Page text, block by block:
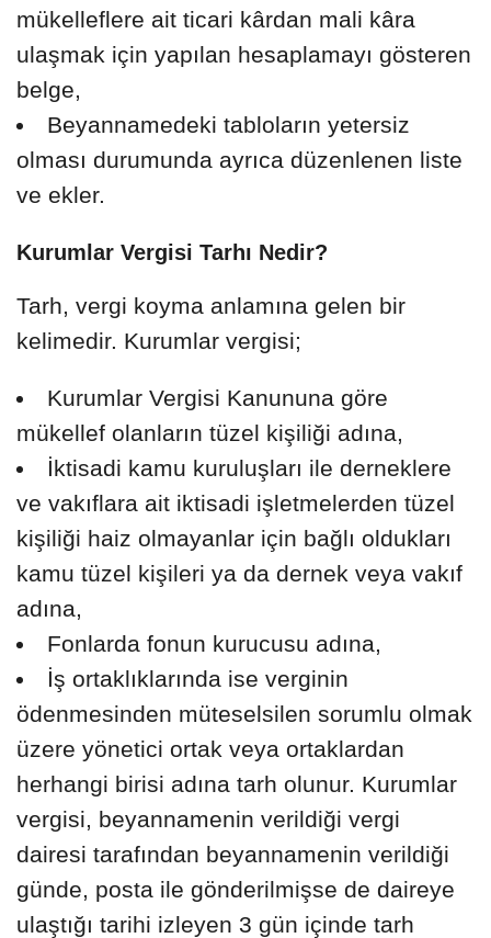
mükelleflere ait ticari kârdan mali kâra
ulaşmak için yapılan hesaplamayı gösteren
belge,
Beyannamedeki tabloların yetersiz
olması durumunda ayrıca düzenlenen liste
ve ekler.
Kurumlar Vergisi Tarhı Nedir?
Tarh, vergi koyma anlamına gelen bir
kelimedir. Kurumlar vergisi;
Kurumlar Vergisi Kanununa göre
mükellef olanların tüzel kişiliği adına,
İktisadi kamu kuruluşları ile derneklere
ve vakıflara ait iktisadi işletmelerden tüzel
kişiliği haiz olmayanlar için bağlı oldukları
kamu tüzel kişileri ya da dernek veya vakıf
adına,
Fonlarda fonun kurucusu adına,
İş ortaklıklarında ise verginin
ödenmesinden müteselsilen sorumlu olmak
üzere yönetici ortak veya ortaklardan
herhangi birisi adına tarh olunur. Kurumlar
vergisi, beyannamenin verildiği vergi
dairesi tarafından beyannamenin verildiği
günde, posta ile gönderilmişse de daireye
ulaştığı tarihi izleyen 3 gün içinde tarh